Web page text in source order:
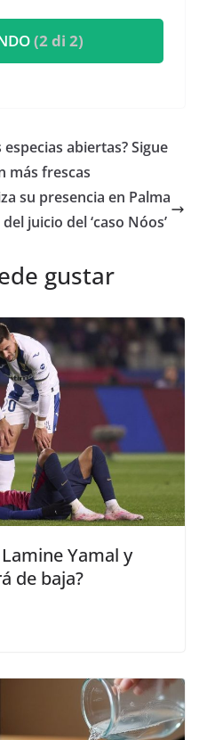
(2 di 2)
abiertas? Sigue
más frescas
su presencia en Palma
juicio del ‘caso Nóos’
gustar
Yamal y
de baja?